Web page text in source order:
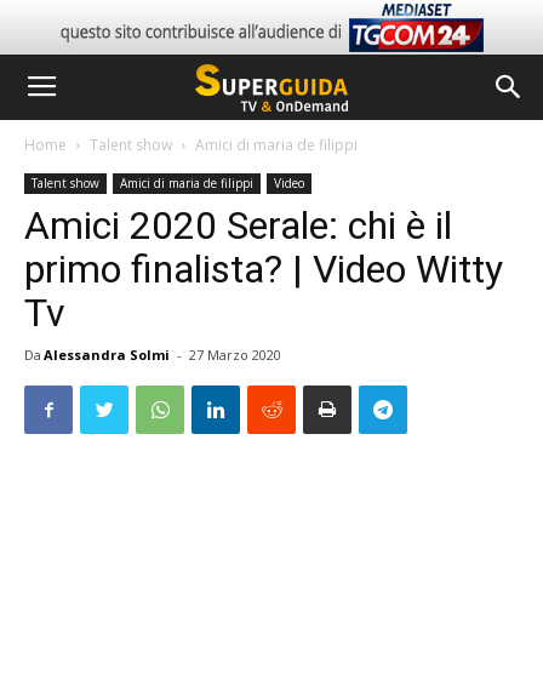
Home Talent show Amici di maria de filippi
Talent show Amici di maria de filippi Video
Amici 2020 Serale: chi è il
primo finalista? | Video Witty
Tv
Da Alessandra Solmi - 27 Marzo 2020